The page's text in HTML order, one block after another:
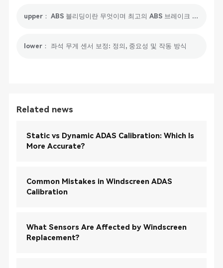
upper： ABS 블리딩이란 무엇이며 최고의 ABS 브레이크 블리딩 스캔 도구는 무엇입니까?
lower： 좌석 무게 센서 보정: 정의, 중요성 및 작동 방식
Related news
Static vs Dynamic ADAS Calibration: Which Is
More Accurate?
Common Mistakes in Windscreen ADAS
Calibration
What Sensors Are Affected by Windscreen
Replacement?